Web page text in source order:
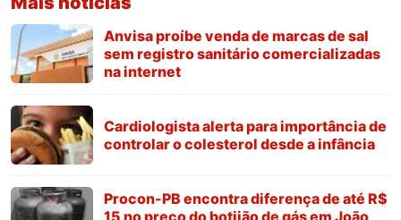
Anvisa proíbe venda de marcas de sal
sem registro sanitário comercializadas
na internet
Cardiologista alerta para importância de
controlar o colesterol desde a infância
Procon-PB encontra diferença de até R$
15 no preço do botijão de gás em João